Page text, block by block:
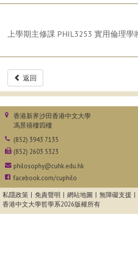
上學期主修課 PHIL3253 實用倫理學
返回
香港新界沙田香港中文大學
馮景禧樓四樓
(852) 3943 7135
(852) 2603 5323
philosophy@cuhk.edu.hk
facebook.com/cuphilo
私隱政策
免責聲明 網站地圖 無障礙支援
香港中文大學哲學系2026版權所有